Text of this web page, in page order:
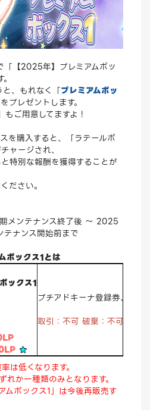
「【2025年】プレミアムボッ
、もれなく「プレミアムボッ
プレゼントします。
もご用意してますよ！
を購入すると、「ラテールボ
ャージされ、
特別な報酬を獲得することが
ださい。
メンテナンス終了後 ～ 2025
ナンス開始前まで
ボックス1とは
ックス1
プチアドキーナ登録券、オ
取引：不可 破棄：不可
は低くなります。
か一種類のみとなります。
ボックス1」は今後再販売す